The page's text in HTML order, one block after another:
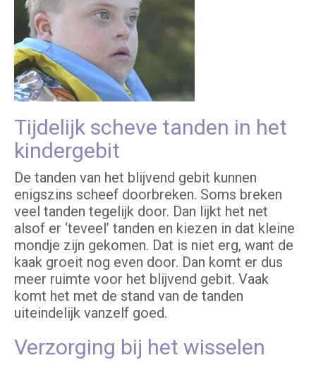
Tijdelijk scheve tanden in het
kindergebit
De tanden van het blijvend gebit kunnen
enigszins scheef doorbreken. Soms breken
veel tanden tegelijk door. Dan lijkt het net
alsof er ‘teveel’ tanden en kiezen in dat kleine
mondje zijn gekomen. Dat is niet erg, want de
kaak groeit nog even door. Dan komt er dus
meer ruimte voor het blijvend gebit. Vaak
komt het met de stand van de tanden
uiteindelijk vanzelf goed.
Verzorging bij het wisselen